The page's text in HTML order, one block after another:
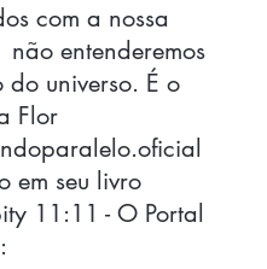
com a nossa
não entenderemos
do universo. É o
Flor
em seu livro
11:11 - O Portal